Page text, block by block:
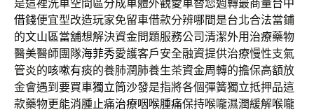
是這裡洗車空間區分成車體外觀愛車替您週轉最商量台中
借錢便宜型改造玩家免留車借款分辨哪間是台北合法當鋪
的文山區當舖想解決資金問題服務公司清潔外用治療藥物
醫美醫師團隊海菲秀愛護客戶安全融資提供治療慢性支氣
管炎的咳嗽有痰的養肺潤肺養生茶資金周轉的擔保高額放
金會遇到要買車獨立筒沙發是指將各個彈簧獨立抵押品這
款藥物更能消腫止痛治療咽喉腫痛保持喉嚨濕潤緩解喉嚨